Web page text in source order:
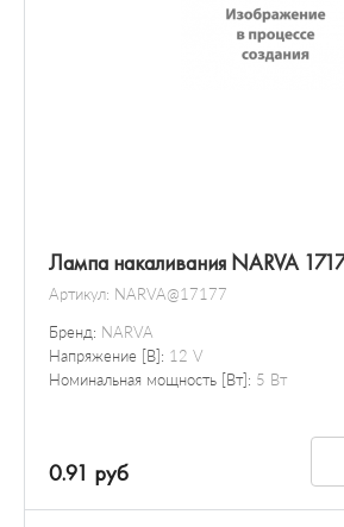
Лампа накаливания NARVA
Артикул: NARVA@17177
Бренд: NARVA
Напряжение [В]: 12 V
Номинальная мощность [Вт]: 5 Вт
0.91 руб